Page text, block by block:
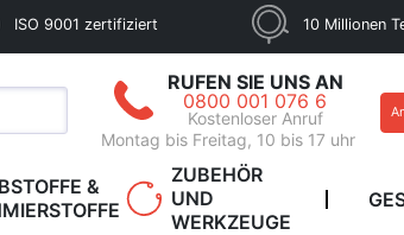
ISO 9001 zertifiziert 10 Millionen
RUFEN SIE UNS AN
0800 001 076 6
Kostenloser Anruf
Montag bis Freitag, 10 bis 17 uhr
&
ZUBEHÖR
UND
WERKZEUGE